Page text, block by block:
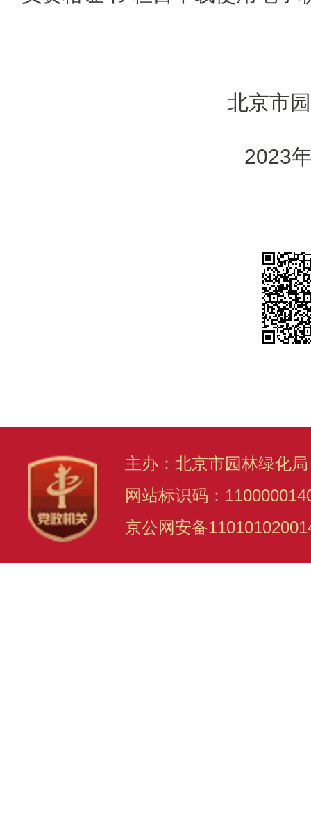
北京市
2023
主办：北京市园林绿化
网站标识码：
京公网安备